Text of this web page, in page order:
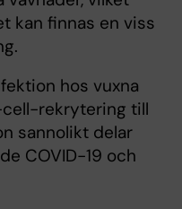
kan finnas en viss
hos vuxna
rekrytering till
sannolikt delar
COVID-19 och